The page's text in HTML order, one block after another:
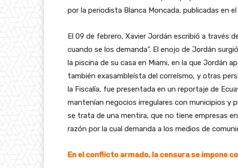
por la periodista Blanca Moncada, publicadas en
El 09 de febrero, Xavier Jordán escribió a través
cuando se los demanda”. El enojo de Jordán
la piscina de su casa en Miami, en la que Jordán
también exasambleísta del correísmo, y otras
la Fiscalía, fue presentada en un reportaje de
mantenían negocios irregulares con municipios y
se trata de una mentira, que no tiene empresas
razón por la cual demanda a los medios de
En el conflicto armado, la censura se impone